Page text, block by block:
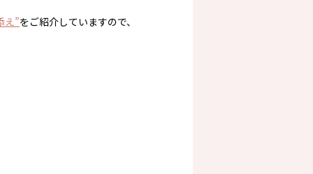
え”をご紹介していますので、